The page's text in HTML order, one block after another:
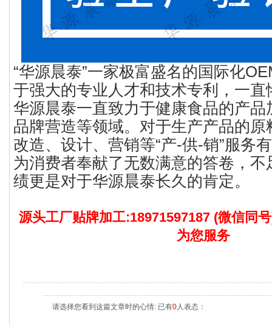
“华源晨泰”一家极富盛名的国际化
于强大的专业人才和技术专利，一直
华源晨泰一直致力于健康食品的产品
品牌营造等领域。对于生产产品的
改造、设计、营销等“产-供-销”服务
为消费者奉献了无数满意的答卷，不
绩更是对于华源晨泰长久的肯定。
源头工厂贴牌加工:18971597187 (微信同
为您服务
请选择您看到这篇文章时的心情: 已有0人表态：